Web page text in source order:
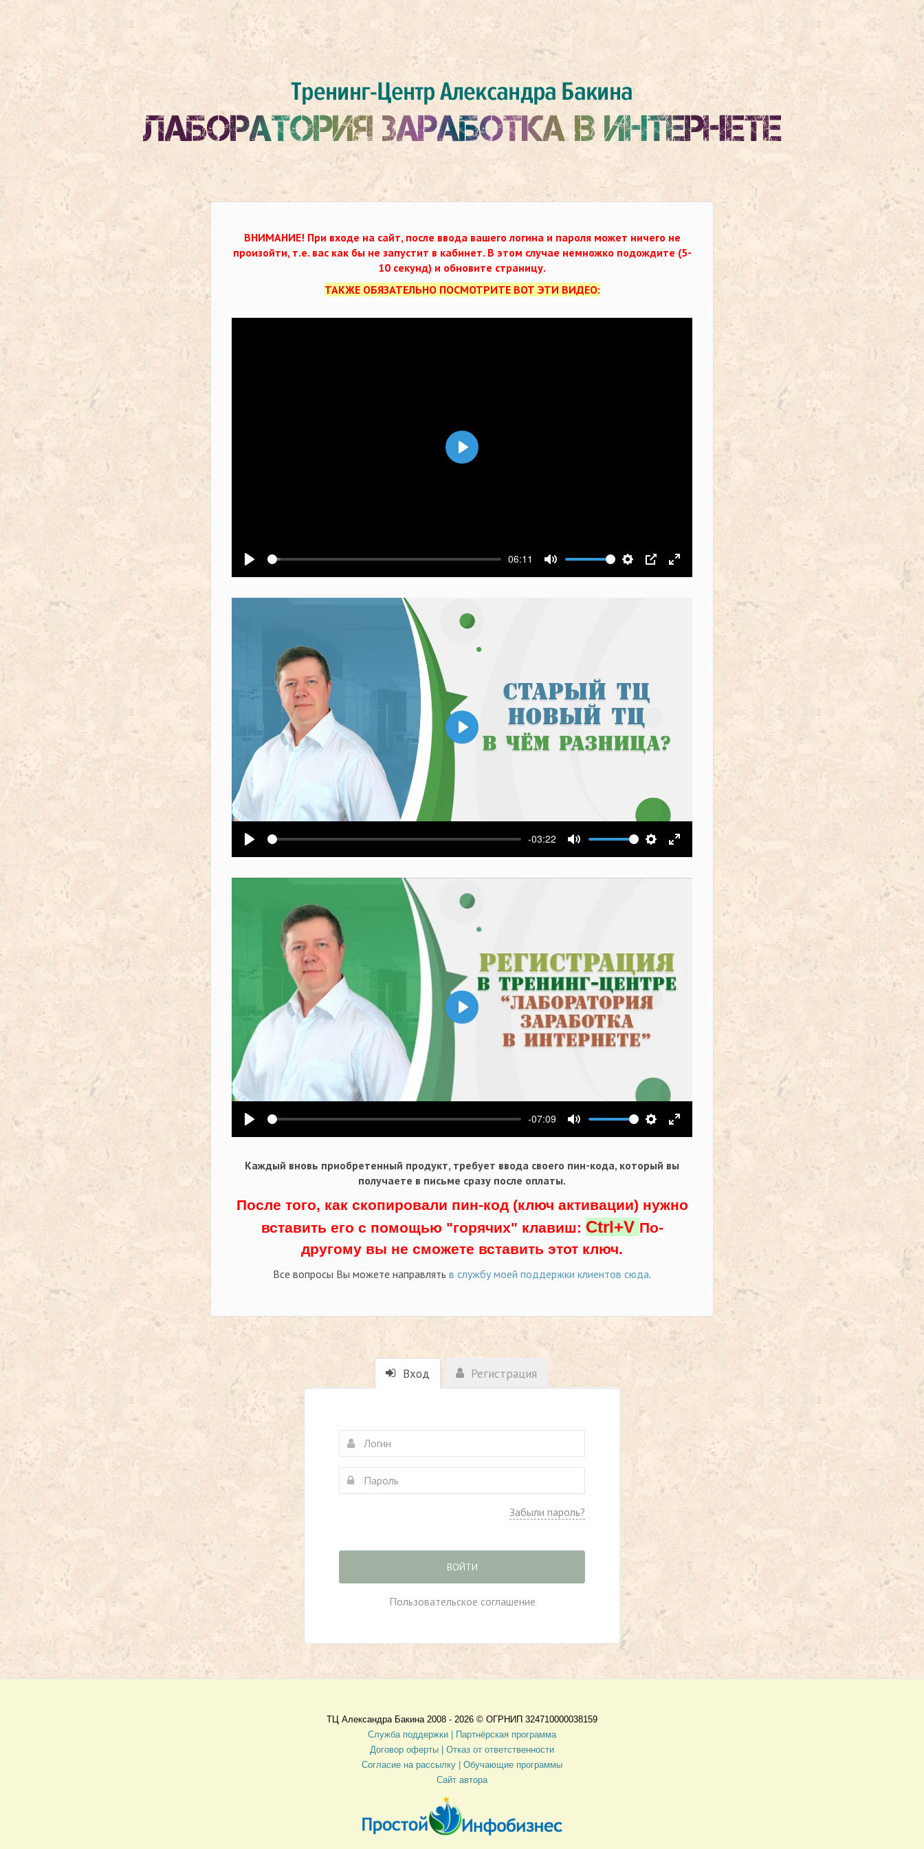
ВНИМАНИЕ! При входе на сайт, после ввода вашего логина и пароля может ничего не
произойти, т.е. вас как бы не запустит в кабинет. В этом случае немножко подождите (5-
10 секунд) и обновите страницу.
ТАКЖЕ ОБЯЗАТЕЛЬНО ПОСМОТРИТЕ ВОТ ЭТИ ВИДЕО:
Воспроизвести
06:11
Выключить звукНастройки
PIP На весь экран
Воспроизвести
Воспроизвести
-03:22
Выключить звукНастройки
На весь экран
Воспроизвести
Воспроизвести
-07:09
Выключить звукНастройки
На весь экран
Воспроизвести
Каждый вновь приобретенный продукт, требует ввода своего пин-кода, который вы
получаете в письме сразу после оплаты.
После того, как скопировали пин-код (ключ активации) нужно
вставить его с помощью "горячих" клавиш: Ctrl+V По-
другому вы не сможете вставить этот ключ.
Все вопросы Вы можете направлять в службу моей поддержки клиентов сюда.
Вход Регистрация
Забыли пароль?
ВОЙТИ
Пользовательское соглашение
ТЦ Александра Бакина 2008 - 2026 © ОГРНИП 324710000038159
Служба поддержки |
Партнёрская программа
Договор оферты
| Отказ от ответственности
Согласие на рассылку | Обучающие программы
Сайт автора